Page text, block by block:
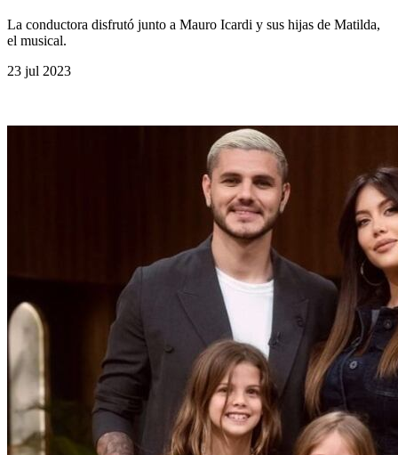
La conductora disfrutó junto a Mauro Icardi y sus hijas de Matilda,
el musical.
23 jul 2023